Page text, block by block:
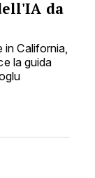
da
California,
la guida